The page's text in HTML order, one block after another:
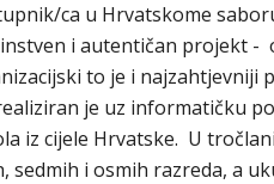
ca u Hrvatskome
i autentičan projekt -
to je i
je uz informatičku
iz cijele Hrvatske. U
sedmih i osmih razreda, a